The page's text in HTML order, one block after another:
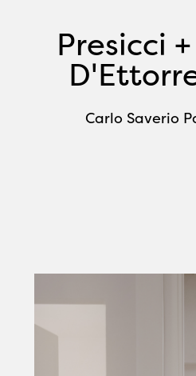
Presicci
Carlo Saverio